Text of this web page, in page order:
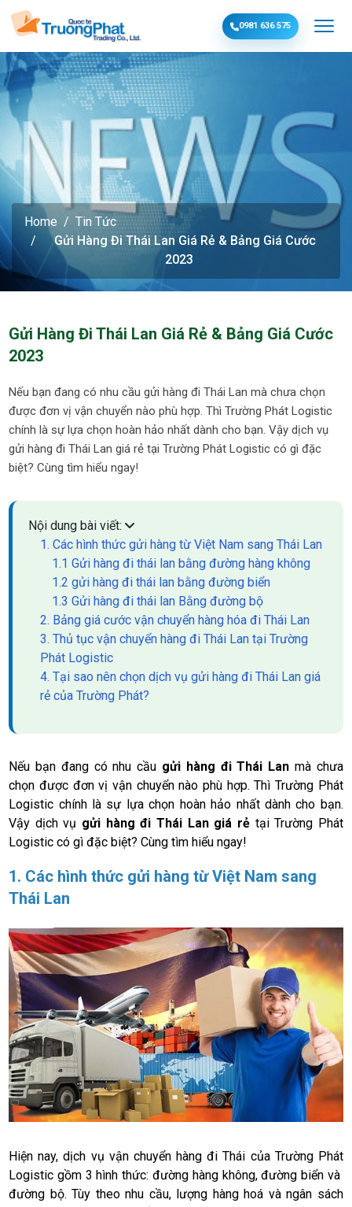
0981 636 575
Home
Tin Tức
Gửi Hàng Đi Thái Lan Giá Rẻ & Bảng Giá Cước
2023
Gửi Hàng Đi Thái Lan Giá Rẻ & Bảng Giá Cước
2023
Nếu bạn đang có nhu cầu gửi hàng đi Thái Lan mà chưa chọn
được đơn vị vận chuyển nào phù hợp. Thì Trường Phát Logistic
chính là sự lựa chọn hoàn hảo nhất dành cho bạn. Vậy dịch vụ
gửi hàng đi Thái Lan giá rẻ tại Trường Phát Logistic có gì đặc
biệt? Cùng tìm hiểu ngay!
Nội dung bài viết:
1. Các hình thức gửi hàng từ Việt Nam sang Thái Lan
1.1 Gửi hàng đi thái lan bằng đường hàng không
1.2 gửi hàng đi thái lan bằng đường biển
1.3 Gửi hàng đi thái lan Bằng đường bộ
2. Bảng giá cước vận chuyển hàng hóa đi Thái Lan
3. Thủ tục vận chuyển hàng đi Thái Lan tại Trường
Phát Logistic
4. Tại sao nên chọn dịch vụ gửi hàng đi Thái Lan giá
rẻ của Trường Phát?
Nếu bạn đang có nhu cầu gửi hàng đi Thái Lan mà chưa
chọn được đơn vị vận chuyển nào phù hợp. Thì Trường Phát
Logistic chính là sự lựa chọn hoàn hảo nhất dành cho bạn.
Vậy dịch vụ gửi hàng đi Thái Lan giá rẻtại Trường Phát
Logistic có gì đặc biệt? Cùng tìm hiểu ngay!
1. Các hình thức gửi hàng từ Việt Nam sang
Thái Lan
Hiện nay, dịch vụ vận chuyển hàng đi Thái của Trường Phát
Logistic gồm 3 hình thức: đường hàng không, đường biển và
đường bộ. Tùy theo nhu cầu, lượng hàng hoá và ngân sách